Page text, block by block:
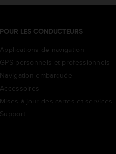
POUR LES CONDUCTEURS
Applications de navigation
GPS personnels et professionnels
Navigation embarquée
Accessoires
Mises à jour des cartes et services
Support